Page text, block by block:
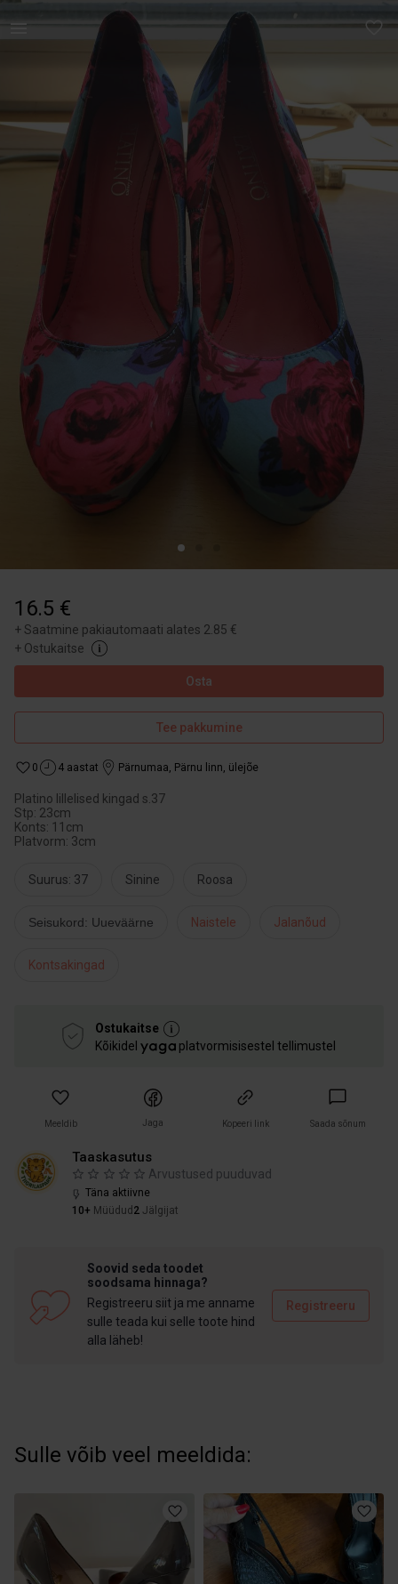
16.5 €
+Saatmine pakiautomaati alates 2.85 €
+ Ostukaitse
Osta
Tee pakkumine
0 4 aastat Pärnumaa, Pärnu linn, ülejõe
Platino lillelised kingad s.37
Stp: 23cm
Konts: 11cm
Platvorm: 3cm
Suurus: 37 Sinine Roosa
Seisukord: Uueväärne Naistele Jalanõud
Kontsakingad
Ostukaitse
Kõikidel
platvormisisestel tellimustel
Meeldib Jaga Kopeeri link Saada sõnum
Taaskasutus
Arvustused puuduvad
Täna aktiivne
10+ Müüdud 2 Jälgijat
Soovid seda toodet
soodsama hinnaga?
Registreeru siit ja me anname
sulle teada kui selle toote hind
alla läheb!
Registreeru
Sulle võib veel meeldida: